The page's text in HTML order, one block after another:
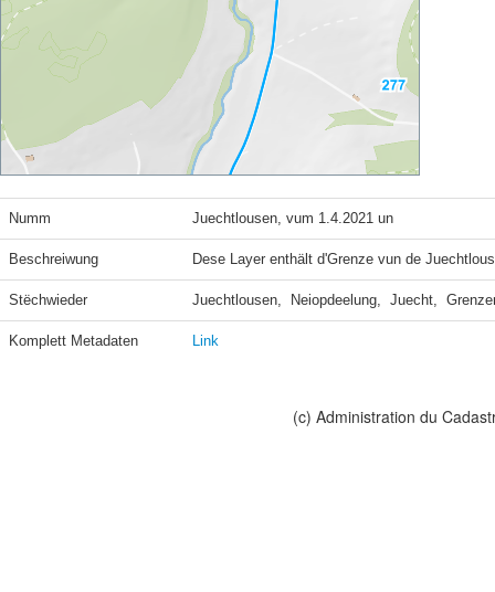
Numm Juechtlousen, vum 1.4.2021 un
Beschreiwung Dese Layer enthält d'Grenze vun de
Stëchwieder Juechtlousen,  Neiopdeelung,  Juecht,
Komplett Metadaten Link
(c) Administration du